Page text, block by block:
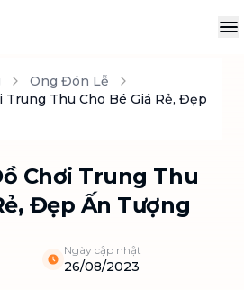
Ong Đón Lễ
Thu Cho Bé Giá Rẻ, Đẹp
Chơi Trung Thu
Đẹp Ấn Tượng
Ngày cập nhật
26/08/2023